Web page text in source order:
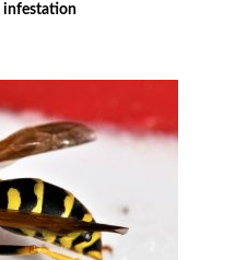
infestation